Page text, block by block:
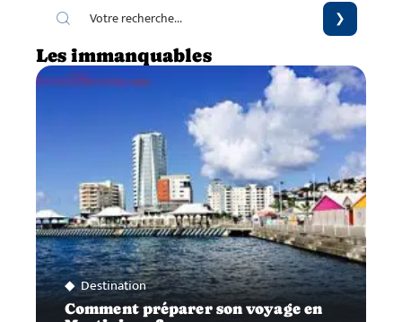
Les immanquables
Destination
Comment préparer son voyage en